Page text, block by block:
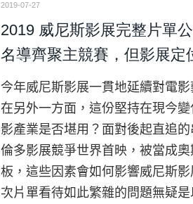
2019-07-27
2019 威尼斯影展完整片單
名導齊聚主競賽，但影展定
今年威尼斯影展一貫地延續對電
在另外一方面，這份堅持在現今
影產業是否堪用？面對後起直追
倫多影展競爭世界首映，被當成
板，這些因素會如何影響威尼斯
次片單看待如此繁雜的問題無疑